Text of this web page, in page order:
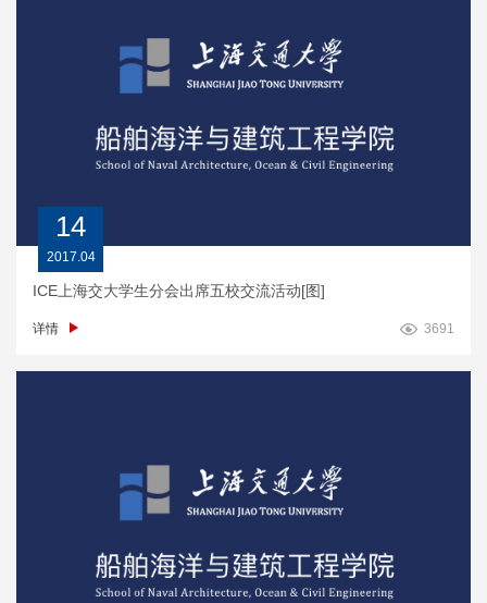
14
2017.04
ICE上海交大学生分会出席五校交流活动[图]
详情 3691